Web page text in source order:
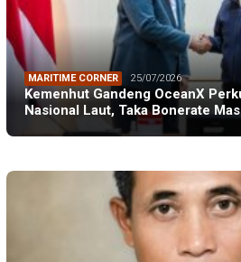
MARITIME CORNER 25/07/2026
Kemenhut Gandeng OceanX
Nasional Laut, Taka Bonerate